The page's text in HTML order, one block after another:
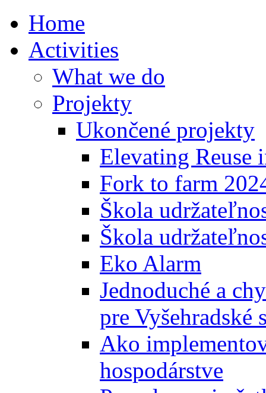
Home
Activities
What we do
Projekty
Ukončené projekty
Elevating Reuse
Fork to farm
Škola
Škola
Eko Alarm
Jednoduché a
pre Vyšehradské
Ako
hospodárstve